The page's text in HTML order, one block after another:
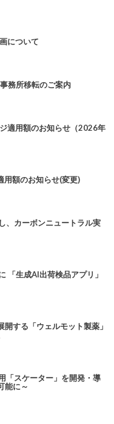
について
務所移転のご案内
適用額のお知らせ（2026年
額のお知らせ(変更)
、カーボンニュートラル実
「生成AI出荷検品アプリ」
する「ウェルモット製薬」
「スケーター」を開発・導
能に～